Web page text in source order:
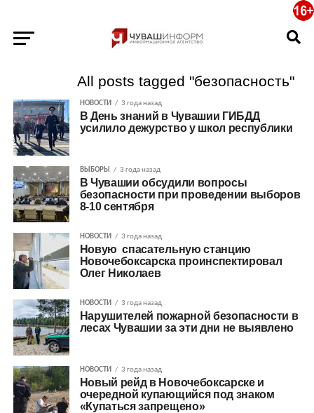
All posts tagged "безопасность"
НОВОСТИ 3 года назад
В День знаний в Чувашии ГИБДД
усилило дежурство у школ республики
ВЫБОРЫ 3 года назад
В Чувашии обсудили вопросы
безопасности при проведении выборов
8-10 сентября
НОВОСТИ 3 года назад
Новую спасательную станцию
Новочебоксарска проинспектировал
Олег Николаев
НОВОСТИ 3 года назад
Нарушителей пожарной безопасности в
лесах Чувашии за эти дни не выявлено
НОВОСТИ 3 года назад
Новый рейд в Новочебоксарске и
очередной купающийся под знаком
«Купаться запрещено»